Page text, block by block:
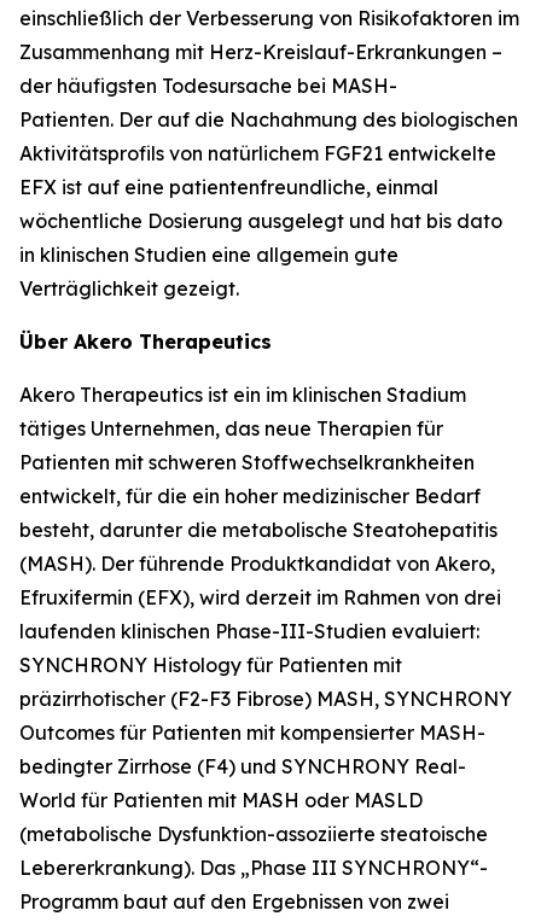
einschließlich der Verbesserung von Risikofaktoren im
Zusammenhang mit Herz-Kreislauf-Erkrankungen –
der häufigsten Todesursache bei MASH-
Patienten. Der auf die Nachahmung des biologischen
Aktivitätsprofils von natürlichem FGF21 entwickelte
EFX ist auf eine patientenfreundliche, einmal
wöchentliche Dosierung ausgelegt und hat bis dato
in klinischen Studien eine allgemein gute
Verträglichkeit gezeigt.
Über Akero Therapeutics
Akero Therapeutics ist ein im klinischen Stadium
tätiges Unternehmen, das neue Therapien für
Patienten mit schweren Stoffwechselkrankheiten
entwickelt, für die ein hoher medizinischer Bedarf
besteht, darunter die metabolische Steatohepatitis
(MASH). Der führende Produktkandidat von Akero,
Efruxifermin (EFX), wird derzeit im Rahmen von drei
laufenden klinischen Phase-III-Studien evaluiert:
SYNCHRONY Histology für Patienten mit
präzirrhotischer (F2-F3 Fibrose) MASH, SYNCHRONY
Outcomes für Patienten mit kompensierter MASH-
bedingter Zirrhose (F4) und SYNCHRONY Real-
World für Patienten mit MASH oder MASLD
(metabolische Dysfunktion-assoziierte steatoische
Lebererkrankung). Das „Phase III SYNCHRONY“-
Programm baut auf den Ergebnissen von zwei